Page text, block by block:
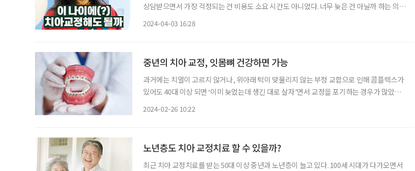
상담받으면서 가장 걱정되는 건 비용도 소요 시간도 아니었다. 너무 늦은 건 아닐까 하는 의구
2024-04-03 16:28
중년의 치아 교정, 잇몸뼈 건강하면 가능
과거에는 치열이 고르지 않거나, 위아래 턱이 맞물리지 않는 부정 교합으로 인해 콤플렉스가
있어도 40대 이상 되면 ‘이미 늦었는데 생긴 대로 살자’면서 교정을 포기하는 경우가 많았다.
2024-02-26 10:22
노년층도 치아 교정치료 할 수 있을까?
최근 치아 교정치료를 받는 50대 이상 중년과 노년층이 늘고 있다. 100세 시대가 다가오면서